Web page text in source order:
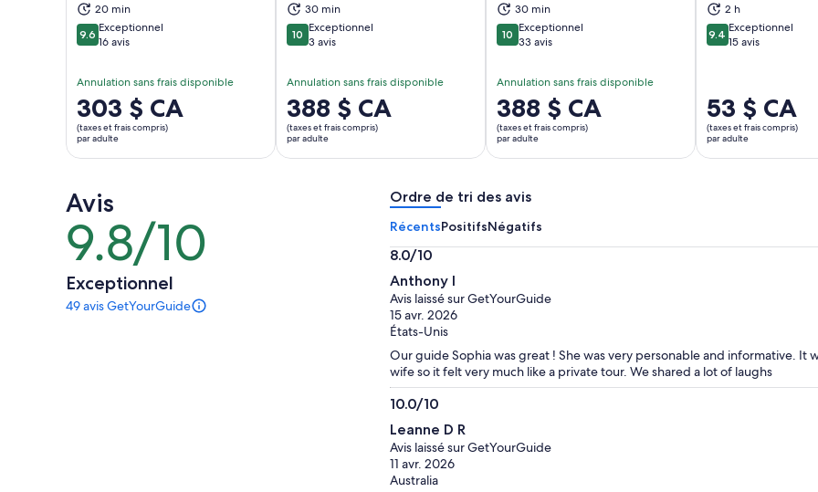
20 min
9.69.6 sur 10
Exceptionnel
16 avis
Annulation sans frais disponible
Le
prix
est
de 303 $ CA.
adulte
303 $ CA
(taxes et frais compris)
par adulte
30 min
1010 sur 10
Exceptionnel
3 avis
Annulation sans frais disponible
Le
prix
est
de 388 $ CA.
388 $ CA
(taxes et frais compris)
par adulte
30 min
1010 sur 10
Exceptionnel
33 avis
Annulation sans frais disponible
Le
prix
est
de 388 $ CA.
adulte
388 $ CA
(taxes et frais compris)
par adulte
2 h
9.49.4 sur 10
Exceptionnel
15 avis
Le
prix
est
de 53 $ CA.
53 $ CA
(taxes et frais compris)
par adulte
Avis
9.8/10
9.8
sur
10
Exceptionnel
49 avis GetYourGuide
Il
Ordre de tri des avis
RécentsPositifsNégatifs
8.0/10
8.0
sur
10
Anthony I
Avis laissé sur GetYourGuide
15 avr. 2026
États-Unis
Our guide Sophia was great ! She was very personable and informative. It
wife so it felt very much like a private tour. We shared a lot of laughs
10.0/10
10.0
sur
10
Leanne D R
Avis laissé sur GetYourGuide
11 avr. 2026
Australia